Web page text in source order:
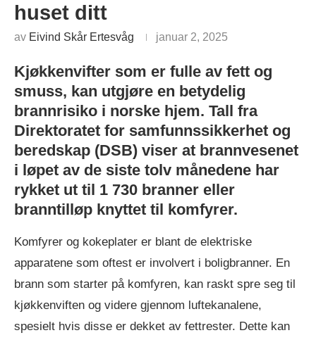
huset ditt
av Eivind Skår Ertesvåg januar 2, 2025
Kjøkkenvifter som er fulle av fett og
smuss, kan utgjøre en betydelig
brannrisiko i norske hjem. Tall fra
Direktoratet for samfunnssikkerhet og
beredskap (DSB) viser at brannvesenet
i løpet av de siste tolv månedene har
rykket ut til 1 730 branner eller
branntilløp knyttet til komfyrer.
Komfyrer og kokeplater er blant de elektriske
apparatene som oftest er involvert i boligbranner. En
brann som starter på komfyren, kan raskt spre seg til
kjøkkenviften og videre gjennom luftekanalene,
spesielt hvis disse er dekket av fettrester. Dette kan